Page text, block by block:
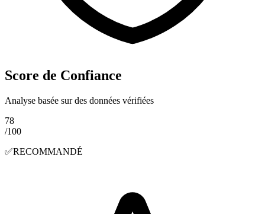
Score de Confiance
Analyse basée sur des données vérifiées
78
/100
✅RECOMMANDÉ